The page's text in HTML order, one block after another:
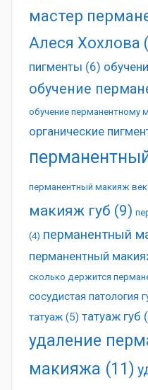
мастер
Алеся Хохлова
пигменты (6)
обучение
обучение перманентному
органические
перманентный макияж век
макияж губ (9)
(4) перманентный
перманентный
сколько держится
сосудистая патология
татуаж (5) татуаж губ
удаление
макияжа (11)